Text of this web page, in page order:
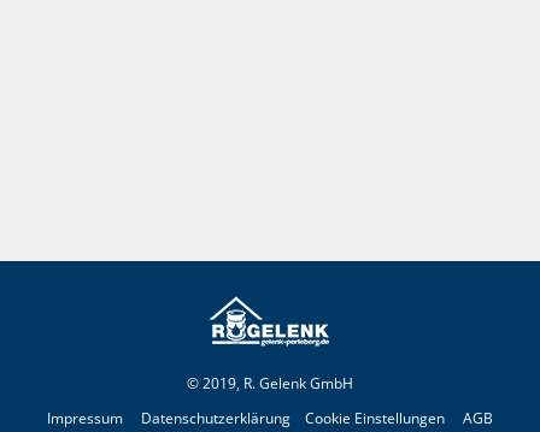
© 2019, R. Gelenk GmbH
Impressum
Datenschutzerklärung Cookie Einstellungen AGB